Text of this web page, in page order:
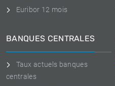
Euribor 12 mois
BANQUES CENTRALES
Taux actuels banques
centrales